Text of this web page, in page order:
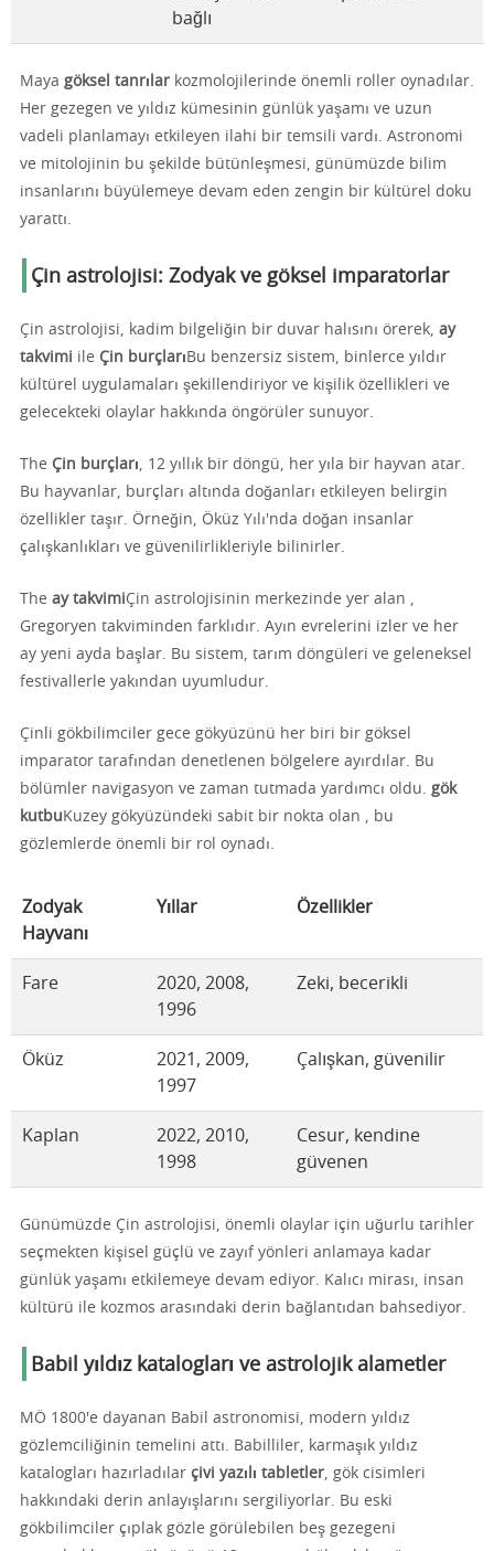
bağlı
Maya göksel tanrılar kozmolojilerinde önemli roller oynadılar.
Her gezegen ve yıldız kümesinin günlük yaşamı ve uzun
vadeli planlamayı etkileyen ilahi bir temsili vardı. Astronomi
ve mitolojinin bu şekilde bütünleşmesi, günümüzde bilim
insanlarını büyülemeye devam eden zengin bir kültürel doku
yarattı.
Çin astrolojisi: Zodyak ve göksel imparatorlar
Çin astrolojisi, kadim bilgeliğin bir duvar halısını örerek, ay
takvimi ile Çin burçları Bu benzersiz sistem, binlerce yıldır
kültürel uygulamaları şekillendiriyor ve kişilik özellikleri ve
gelecekteki olaylar hakkında öngörüler sunuyor.
The Çin burçları, 12 yıllık bir döngü, her yıla bir hayvan atar.
Bu hayvanlar, burçları altında doğanları etkileyen belirgin
özellikler taşır. Örneğin, Öküz Yılı'nda doğan insanlar
çalışkanlıkları ve güvenilirlikleriyle bilinirler.
The ay takvimiÇin astrolojisinin merkezinde yer alan ,
Gregoryen takviminden farklıdır. Ayın evrelerini izler ve her
ay yeni ayda başlar. Bu sistem, tarım döngüleri ve geleneksel
festivallerle yakından uyumludur.
Çinli gökbilimciler gece gökyüzünü her biri bir göksel
imparator tarafından denetlenen bölgelere ayırdılar. Bu
bölümler navigasyon ve zaman tutmada yardımcı oldu. gök
kutbu Kuzey gökyüzündeki sabit bir nokta olan , bu
gözlemlerde önemli bir rol oynadı.
Zodyak
Hayvanı
Yıllar Özellikler
Fare
2020, 2008,
1996
Zeki, becerikli
Öküz
2021, 2009,
1997
Çalışkan, güvenilir
Kaplan
2022, 2010,
1998
Cesur, kendine
güvenen
Günümüzde Çin astrolojisi, önemli olaylar için uğurlu tarihler
seçmekten kişisel güçlü ve zayıf yönleri anlamaya kadar
günlük yaşamı etkilemeye devam ediyor. Kalıcı mirası, insan
kültürü ile kozmos arasındaki derin bağlantıdan bahsediyor.
Babil yıldız katalogları ve astrolojik alametler
MÖ 1800'e dayanan Babil astronomisi, modern yıldız
gözlemciliğinin temelini attı. Babilliler, karmaşık yıldız
katalogları hazırladılar çivi yazılı tabletler, gök cisimleri
hakkındaki derin anlayışlarını sergiliyorlar. Bu eski
gökbilimciler çıplak gözle görülebilen beş gezegeni